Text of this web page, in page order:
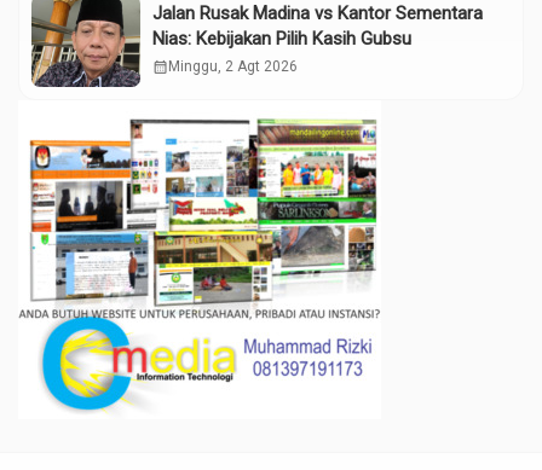
Jalan Rusak Madina vs Kantor Sementara
Nias: Kebijakan Pilih Kasih Gubsu
calendar_month Minggu, 2 Agt 2026